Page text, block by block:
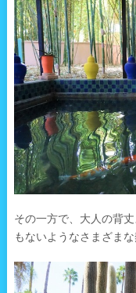
その一方で、大人の背
もないようなさまざま